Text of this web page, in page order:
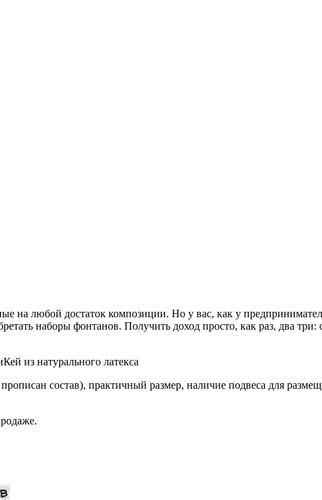
на любой достаток композиции. Но у вас, как у
наборы фонтанов. Получить доход просто, как раз, два три:
из натурального латекса
состав), практичный размер, наличие подвеса для